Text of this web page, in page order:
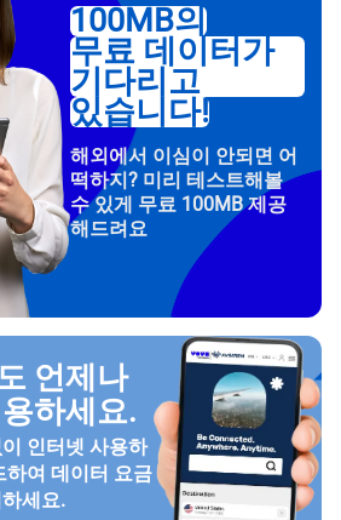
100MB의
무료 데이터가
기다리고
있습니다!
해외에서 이심이 안되면 어
떡하지? 미리 테스트해볼
수 있게 무료 100MB 제공
해드려요
언제나
하세요.
인터넷 사용하
하여 데이터 요금
세요.